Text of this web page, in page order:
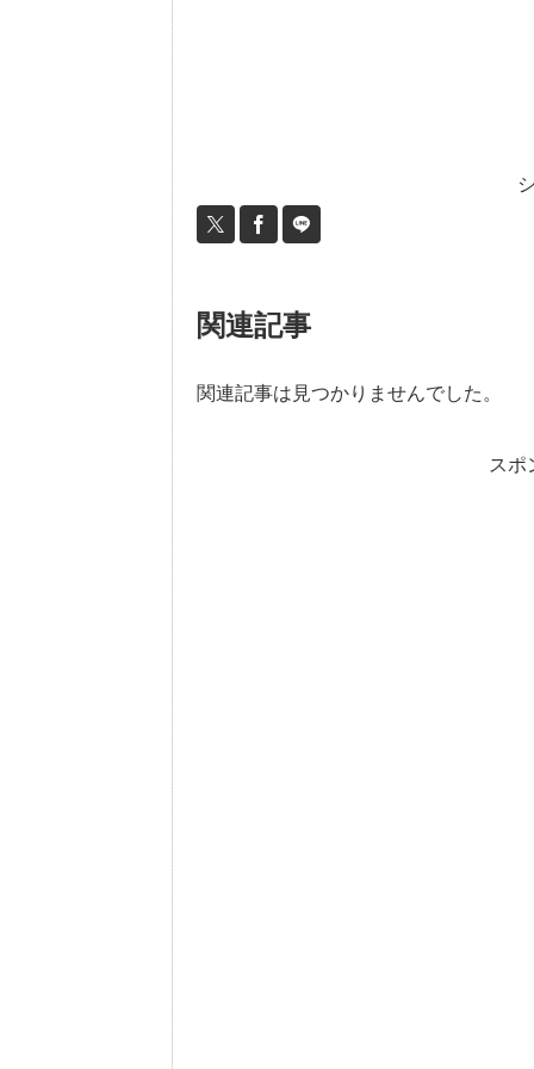
関連記事
関連記事は見つかりませんでした。
スポ